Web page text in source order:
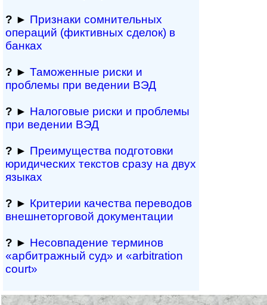
? ► Признаки сомнитель­ных
операций (фиктивных сделок) в
банках
? ► Таможенные риски и
проблемы при ведении ВЭД
? ► Налоговые риски и проблемы
при ведении ВЭД
? ► Преимущества под­гото­вки
юри­ди­чес­ких тек­с­тов сразу на двух
языках
? ► Критерии качества переводов
внешне­тор­го­вой документации
? ► Несовпадение терминов
«арбитражный суд» и «arbitration
court»